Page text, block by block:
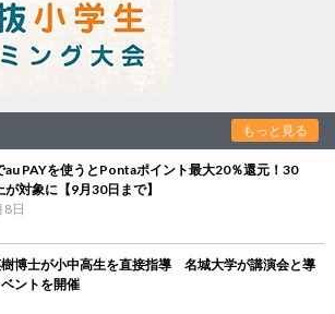
もっと見る
au PAYを使うとPontaポイント最大20％還元！30
対象に【9月30日まで】
日
博士が小中高生を直接指導 名城大学が講演会と導
ントを開催